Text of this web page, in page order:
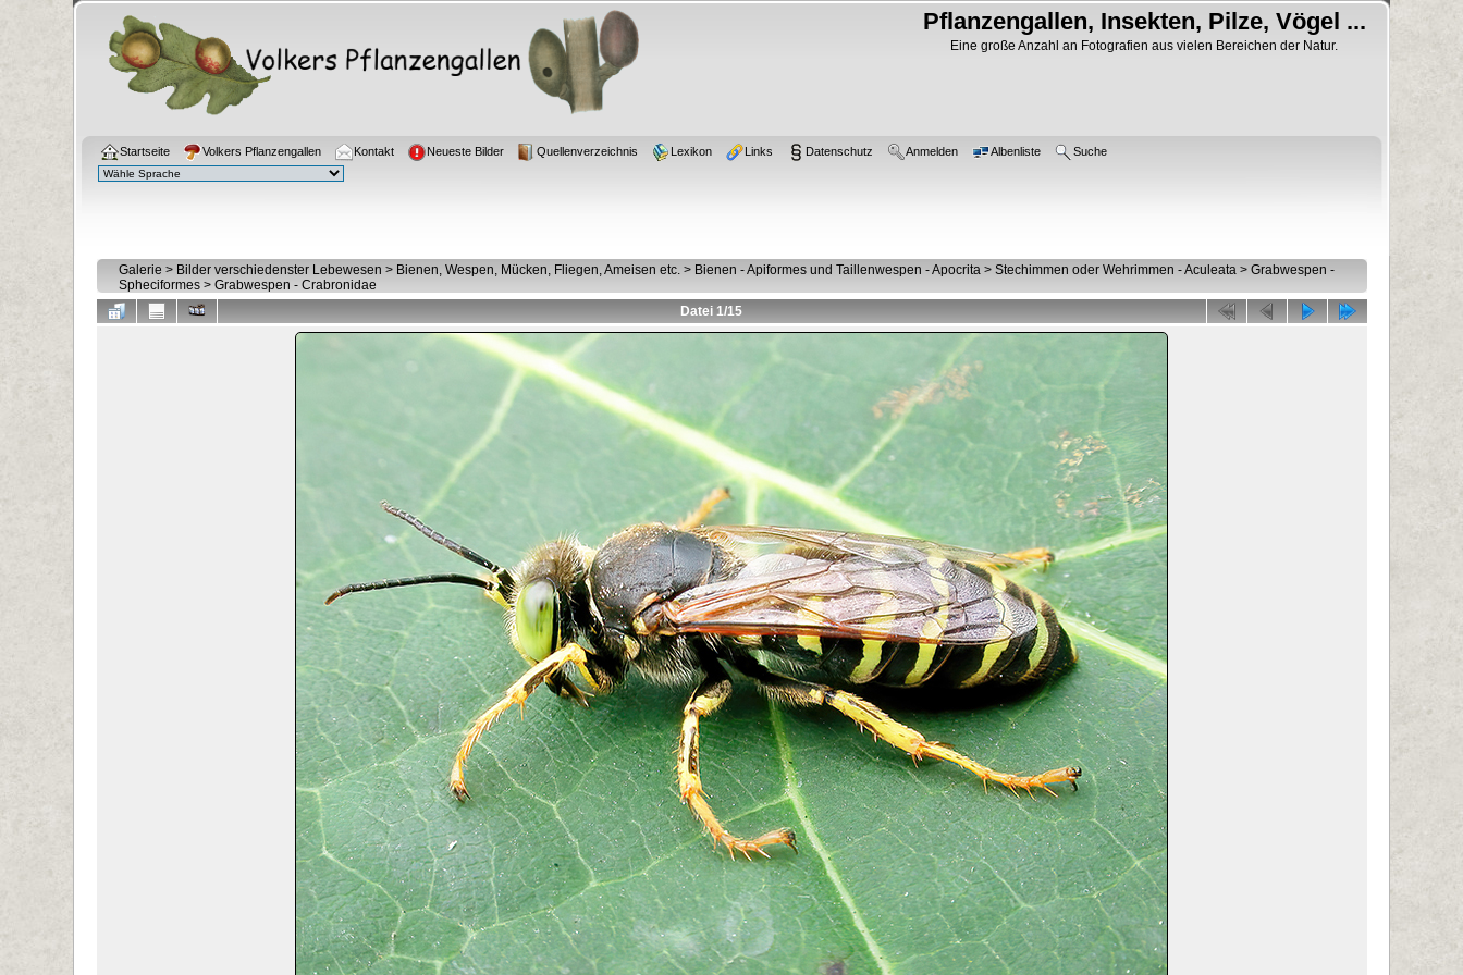
Pflanzengallen, Insekten, Pilze, Vögel ...
Eine große Anzahl an Fotografien aus vielen Bereichen der Natur.
Startseite Volkers Pflanzengallen Kontakt Neueste Bilder Quellenverzeichnis Lexikon Links Datenschutz Anmelden Albenliste Suche
Galerie > Bilder verschiedenster Lebewesen > Bienen, Wespen, Mücken, Fliegen, Ameisen etc.> Bienen - Apiformes und Taillenwespen - Apocrita> Stechimmen oder Wehrimmen - Aculeata> Grabwespen -
Spheciformes> Grabwespen - Crabronidae
Datei 1/15